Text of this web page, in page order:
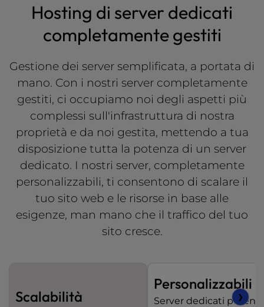
Hosting di server dedicati
completamente gestiti
Gestione dei server semplificata, a portata di
mano. Con i nostri server completamente
gestiti, ci occupiamo noi degli aspetti più
complessi sull'infrastruttura di nostra
proprietà e da noi gestita, mettendo a tua
disposizione tutta la potenza di un server
dedicato. I nostri server, completamente
personalizzabili, ti consentono di scalare il
tuo sito web e le risorse in base alle
esigenze, man mano che il traffico del tuo
sito cresce.
Scalabilità
Personalizzabili
Server dedicati potenti,
❯